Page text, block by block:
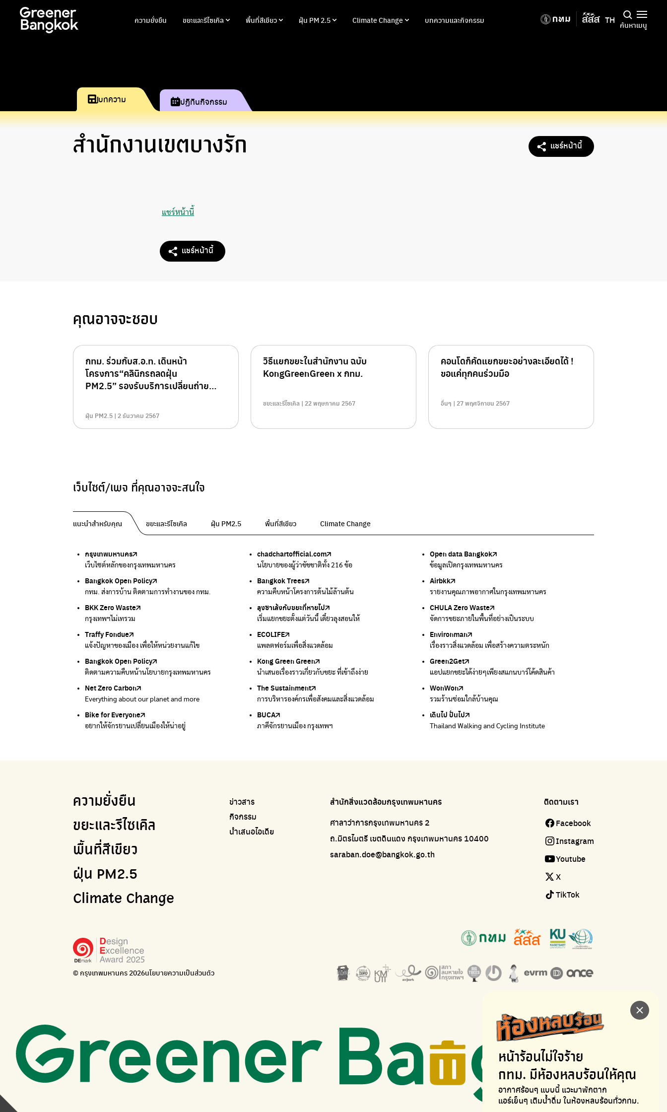
ความยั่งยืน ขยะและรีไซเคิล พื้นที่สีเขียว ฝุ่น PM 2.5 Climate Change บทความและกิจกรรม TH ค้นหาเมนู
หน้าร้อนไม่ใจร้าย
กทม. มีห้องหลบร้อนให้คุณ
อากาศร้อนๆ แบบนี้ แวะมาพักตาก
แอร์เย็นๆ เติมน้ำดื่ม ในห้องหลบร้อนทั่วกทม.
บทความ ปฏิทินกิจกรรม
สำนักงานเขตบางรัก แชร์หน้านี้
แชร์หน้านี้
แชร์หน้านี้
คุณอาจจะชอบ
กทม. ร่วมกับส.อ.ท. เดินหน้า
โครงการ“คลินิกรถลดฝุ่น
PM2.5” รองรับบริการเปลี่ยนถ่าย
แห่ง
ฝุ่น PM2.5 | 2 ธันวาคม 2567
วิธีแยกขยะในสำนักงาน ฉบับ
KongGreenGreen x กทม.
ขยะและรีไซเคิล | 22 พฤษภาคม 2567
คอนโดก็คัดแยกขยะอย่างละเอียดได้ !
ขอแค่ทุกคนร่วมมือ
อื่นๆ | 27 พฤศจิกายน 2567
เว็บไซต์/เพจ ที่คุณอาจจะสนใจ
แนะนำสำหรับคุณ ขยะและรีไซเคิล ฝุ่น PM2.5 พื้นที่สีเขียว Climate Change
กรุงเทพมหานคร
เว็บไซต์หลักของกรุงเทพมหานคร
chadchartofficial.com
นโยบายของผู้ว่าชัชชาติทั้ง 216 ข้อ
Open data Bangkok
ข้อมูลเปิดกรุงเทพมหานคร
Bangkok Open Policy
กทม. ส่งการบ้าน ติดตามการทำงานของ กทม.
Bangkok Trees
ความคืบหน้าโครงการต้นไม้ล้านต้น
Airbkk
รายงานคุณภาพอากาศในกรุงเทพมหานคร
BKK Zero Waste
กรุงเทพฯไม่เทรวม
ลุงซาเล้งกับขยะที่หายไป
เริ่มแยกขยะตั้งแต่วันนี้ เดี๋ยวลุงสอนให้
CHULA Zero Waste
จัดการขยะภายในพื้นที่อย่างเป็นระบบ
Traffy Fondue
แจ้งปัญหาของเมือง เพื่อให้หน่วยงานแก้ไข
ECOLIFE
แพลตฟอร์มเพื่อสิ่งแวดล้อม
Environman
เรื่องราวสิ่งแวดล้อม เพื่อสร้างความตระหนัก
Bangkok Open Policy
ติดตามความคืบหน้านโยบายกรุงเทพมหานคร
Kong Green Green
นำเสนอเรื่องราวเกี่ยวกับขยะ ที่เข้าถึงง่าย
Green2Get
แอปแยกขยะได้ง่ายๆเพียงสแกนบาร์โค้ดสินค้า
Net Zero Carbon
Everything about our planet and more
The Sustainment
การบริหารองค์กรเพื่อสังคมและสิ่งแวดล้อม
WonWon
รวมร้านซ่อมใกล้บ้านคุณ
Bike for Everyone
อยากให้จักรยานเปลี่ยนเมืองให้น่าอยู่
BUCA
ภาคีจักรยานเมือง กรุงเทพฯ
เดินไป ปั่นไป
Thailand Walking and Cycling Institute
Traffy Fondue
แจ้งปัญหาขยะ เพื่อให้หน่วยงานแก้ไข
BKK Zero Waste
กรุงเทพฯไม่เทรวม
ลุงซาเล้งกับขยะที่หายไป
เริ่มแยกขยะตั้งแต่วันนี้ เดี๋ยวลุงสอนให้
CHULA Zero Waste
จัดการขยะภายในพื้นที่อย่างเป็นระบบ
Green2Get
แอปแยกขยะได้ง่ายๆเพียงสแกนบาร์โค้ดสินค้า
Kong Green Green
นำเสนอเรื่องราวเกี่ยวกับขยะ ที่เข้าถึงง่าย
กรมควบคุมมลพิษ
แหล่งข้อมูลเกี่ยวกับมาตรฐานคุณภาพอากาศ น้ำ และเสียง
มูลนิธิโลกสีเขียว
สร้างโลกเขียวด้วยพลังเรียนรู้
How to ting
การแยกขยะให้สนุก
Recycle day
Platform เปลี่ยนพฤติกรรมการแยกขยะ
Plaplus
แพลตฟอร์มการจัดการพลาสติกชีวภาพหลังการกินดื่ม
Loopers
รวบรวมและส่งต่อเสื้อผ้ามือสองคุณภาพดี
WASTE BUY delivery
รับซื้อขยะถึงบ้าน
ECOLIFE
แพลตฟอร์มเพื่อสิ่งแวดล้อม
ทิ้ง E-Waste กับ AIS
กำจัด E-waste อย่างถูกวิธี ตามจุดรับ และไปรษณีย์
Green map
แผนที่เกี่ยวกับการแยกขยะแบบครบจบในที่เดียว
มือวิเศษกรุงเทพ
บริจาคขยะไปอัพไซเคิลเป็นชุดพนักงานกวาดถนน
WonWon
รวมร้านซ่อมใกล้บ้านคุณ
Traffy Fondue
แจ้งปัญหาฝุ่น เพื่อให้หน่วยงานแก้ไข
Airbkk
รายงานคุณภาพอากาศในกรุงเทพมหานคร
Air4Thai
ตรวจสอบสภาพอากาศรอบตัวคุณง่ายๆ
กรมควบคุมมลพิษ
แหล่งข้อมูลเกี่ยวกับมาตรฐานคุณภาพอากาศ น้ำ และเสียง
Line Alert
แจ้งเตือนฝุ่นผ่านไลน์ เมื่อค่าฝุ่นสูง
IQAir Airvisual
แอปพลิเคชั่น "หมอชัวร์" จากกรมควบคุมโรค
Greenpeace
มูลนิธิสภาประชาชนเพื่อสิ่งแวดล้อม
สำนักสิ่งแวดล้อม กรุงเทพมหานคร
ศูนย์ข้อมูลกระจายข่าวส่งเสริมอนุรักษ์พลังงาน กทม.
เตะฝุ่น
แผนที่การระบายอากาศในช่วงสูงสุดของแต่ละวัน
Bangkok Trees
ความคืบหน้าโครงการต้นไม้ล้านต้น
Greener Bangkok 2030
โครงการเพิ่มพื้นที่สีเขียวภายในปี 2030
We park
เครือข่ายพัฒนาเมืองและชุมชนสุขภาวะ
Thai Green Urban (TGU)
ระบบฐานข้อมูลด้านสิ่งแวดล้อมและพื้นที่สีเขียว
Urban Design and Development Center
ศูนย์ออกแบบและพัฒนาผังเมือง
มูลนิธิโลกสีเขียว
สร้างโลกเขียวด้วยพลังเรียนรู้
กระทรวงทรัพยากรธรรมชาติและสิ่งแวดล้อม
กรมส่งเสริมคุณภาพและสิ่งแวดล้อม
DCCE
กรมการเปลี่ยนแปลงสภาพภูมิอากาศและสิ่งแวดล้อม
BangkokStories
เรื่องราวในกรุงเทพโดยครีเอเตอร์
กรมควบคุมมลพิษ
แหล่งข้อมูลเกี่ยวกับมาตรฐานคุณภาพอากาศ น้ำ และเสียง
Greenpeace
มูลนิธิสภาประชาชนเพื่อสิ่งแวดล้อม
Climate Strike Thailand
เพจรณรงค์โครงการเพื่อสิ่งแวดล้อมในสังคม
สำนักสิ่งแวดล้อม กรุงเทพมหานคร
ศูนย์ข้อมูลกระจายข่าวส่งเสริมอนุรักษ์พลังงาน กทม.
Carbon Footprint Thailand
เรียนรู้เครื่องมือคำนวณคาร์บอนฟุตพริ้นท์
กรมอุตุนิยมวิทยา
กรมควบคุมอากาศรวมถึงการแจ้งเตือนภัยพิบัติ
Net Zero Carbon
Everything about our planet and more
EJF Thailand
Environmental Justice Foundation Thailand
35 Hours Bangkok Nature Play
โครงการ 35 ชั่วโมงการเรียนรู้ธรรมชาติผ่านการเล่น
ความยั่งยืน
ขยะและรีไซเคิล
พื้นที่สีเขียว
ฝุ่น PM2.5
Climate Change
ข่าวสาร
กิจกรรม
นำเสนอไอเดีย
สำนักสิ่งแวดล้อมกรุงเทพมหานคร
ศาลาว่าการกรุงเทพมหานคร 2
ถ.มิตรไมตรี เขตดินแดง กรุงเทพมหานคร 10400
saraban.doe@bangkok.go.th
ติดตามเรา
Facebook
Instagram
Youtube
X
TikTok
© กรุงเทพมหานคร 2026นโยบายความเป็นส่วนตัว